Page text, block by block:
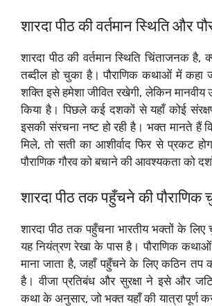
शारदा पीठ की वर्तमान स्थिति और
शारदा पीठ की वर्तमान स्थिति चिंताजनक है,
तब्दील हो चुका है। पौराणिक कथाओं में कहा
शक्ति इसे हमेशा जीवित रखेगी, लेकिन मानवीय
किया है। पिछले कई दशकों से यहाँ कोई
इसकी संरचना नष्ट हो रही है। भक्त मानते हैं
मिले, तो सती का आशीर्वाद फिर से प्रकट
पौराणिक गौरव को बचाने की आवश्यकता को
शारदा पीठ तक पहुँचने की पौराणिक
शारदा पीठ तक पहुँचना भारतीय भक्तों के लिए
यह नियंत्रण रेखा के पास है। पौराणिक
माना जाता है, जहाँ पहुँचने के लिए कठिन तप
है। वीजा प्रतिबंध और सुरक्षा ने इसे और
कथा के अनुसार, जो भक्त यहाँ की यात्रा पूर्ण